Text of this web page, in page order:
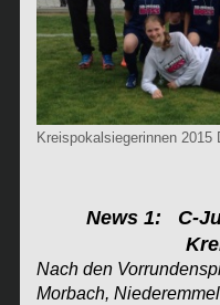
Kreispokalsiegerinnen 2015
News 1: C-
Nach den
Morbach,